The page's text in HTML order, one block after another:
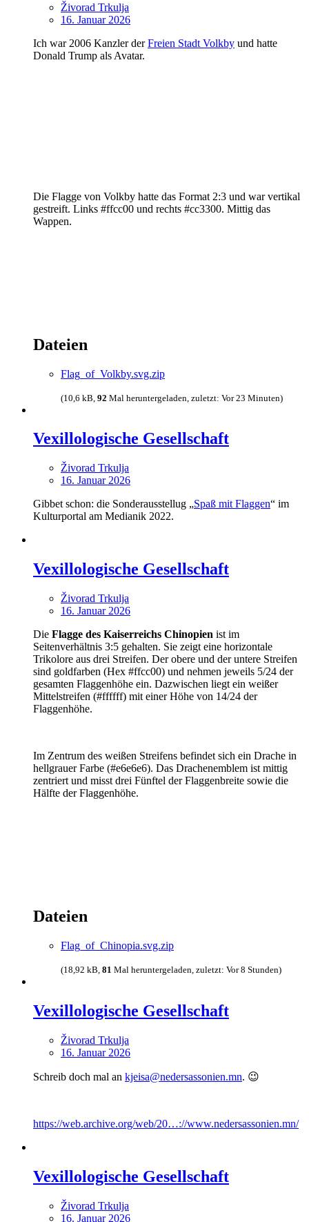
Živorad Trkulja
16. Januar 2026
Ich war 2006 Kanzler derFreien Stadt Volkby und hatte
Donald Trump als Avatar.
Die Flagge von Volkby hatte das Format 2:3 und war vertikal
gestreift. Links #ffcc00 und rechts #cc3300. Mittig das
Wappen.
Dateien
Flag_of_Volkby.svg.zip
(10,6 kB, 92 Mal heruntergeladen, zuletzt: Vor 23 Minuten)
Vexillologische Gesellschaft
Živorad Trkulja
16. Januar 2026
Gibbet schon: die Sonderausstellug „Spaß mit Flaggen“ im
Kulturportal am Medianik 2022.
Vexillologische Gesellschaft
Živorad Trkulja
16. Januar 2026
Die Flagge des Kaiserreichs Chinopien ist im
Seitenverhältnis 3:5 gehalten. Sie zeigt eine horizontale
Trikolore aus drei Streifen. Der obere und der untere Streifen
sind goldfarben (Hex #ffcc00) und nehmen jeweils 5/24 der
gesamten Flaggenhöhe ein. Dazwischen liegt ein weißer
Mittelstreifen (#ffffff) mit einer Höhe von 14/24 der
Flaggenhöhe.
Im Zentrum des weißen Streifens befindet sich ein Drache in
hellgrauer Farbe (#e6e6e6). Das Drachenemblem ist mittig
zentriert und misst drei Fünftel der Flaggenbreite sowie die
Hälfte der Flaggenhöhe.
Dateien
Flag_of_Chinopia.svg.zip
(18,92 kB, 81 Mal heruntergeladen, zuletzt: Vor 8 Stunden)
Vexillologische Gesellschaft
Živorad Trkulja
16. Januar 2026
Schreib doch mal an kjeisa@nedersassonien.mn. 😉
https://web.archive.org/web/20…://www.nedersassonien.mn/
Vexillologische Gesellschaft
Živorad Trkulja
16. Januar 2026